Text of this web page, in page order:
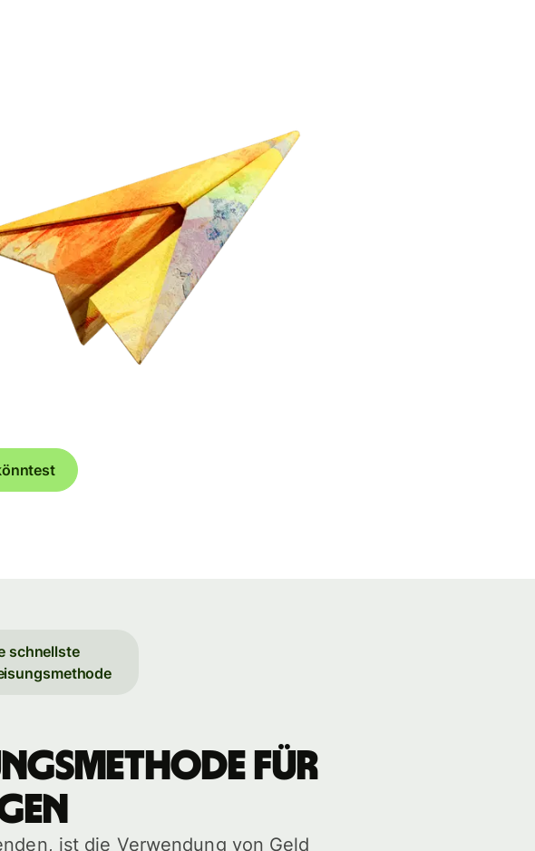
schnellste
für
ist die Verwendung von Geld